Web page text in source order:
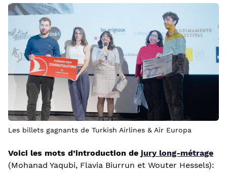
Les billets gagnants de Turkish Airlines & Air Europa
Voici les mots d’introduction de jury long-métrage
(Mohanad Yaqubi, Flavia Biurrun et Wouter Hessels):